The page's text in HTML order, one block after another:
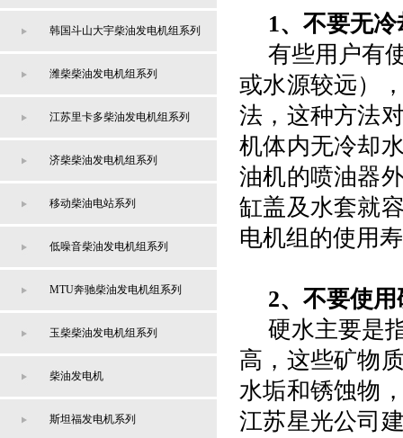
韩国斗山大宇柴油发电机组系列
潍柴柴油发电机组系列
江苏里卡多柴油发电机组系列
济柴柴油发电机组系列
移动柴油电站系列
低噪音柴油发电机组系列
MTU奔驰柴油发电机组系列
玉柴柴油发电机组系列
柴油发电机
斯坦福发电机系列
1、不要无
有些用户有
或水源较远）
法，这种方法
机体内无冷却
油机的喷油器
缸盖及水套就
电机组的使用
2、不要使用
硬水主要是
高，这些矿物
水垢和锈蚀物
江苏星光公司